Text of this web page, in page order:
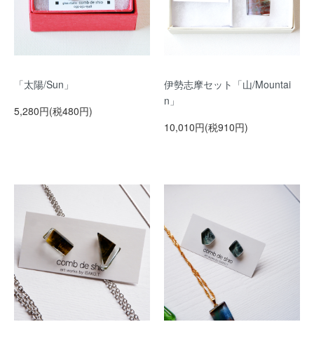
「太陽/Sun」
5,280円(税480円)
伊勢志摩セット「山/Mountai
n」
10,010円(税910円)